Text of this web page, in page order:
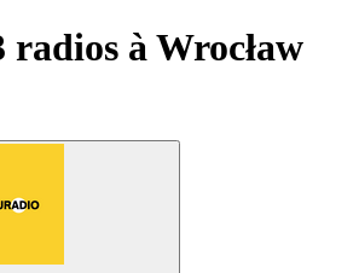
radios à Wrocław